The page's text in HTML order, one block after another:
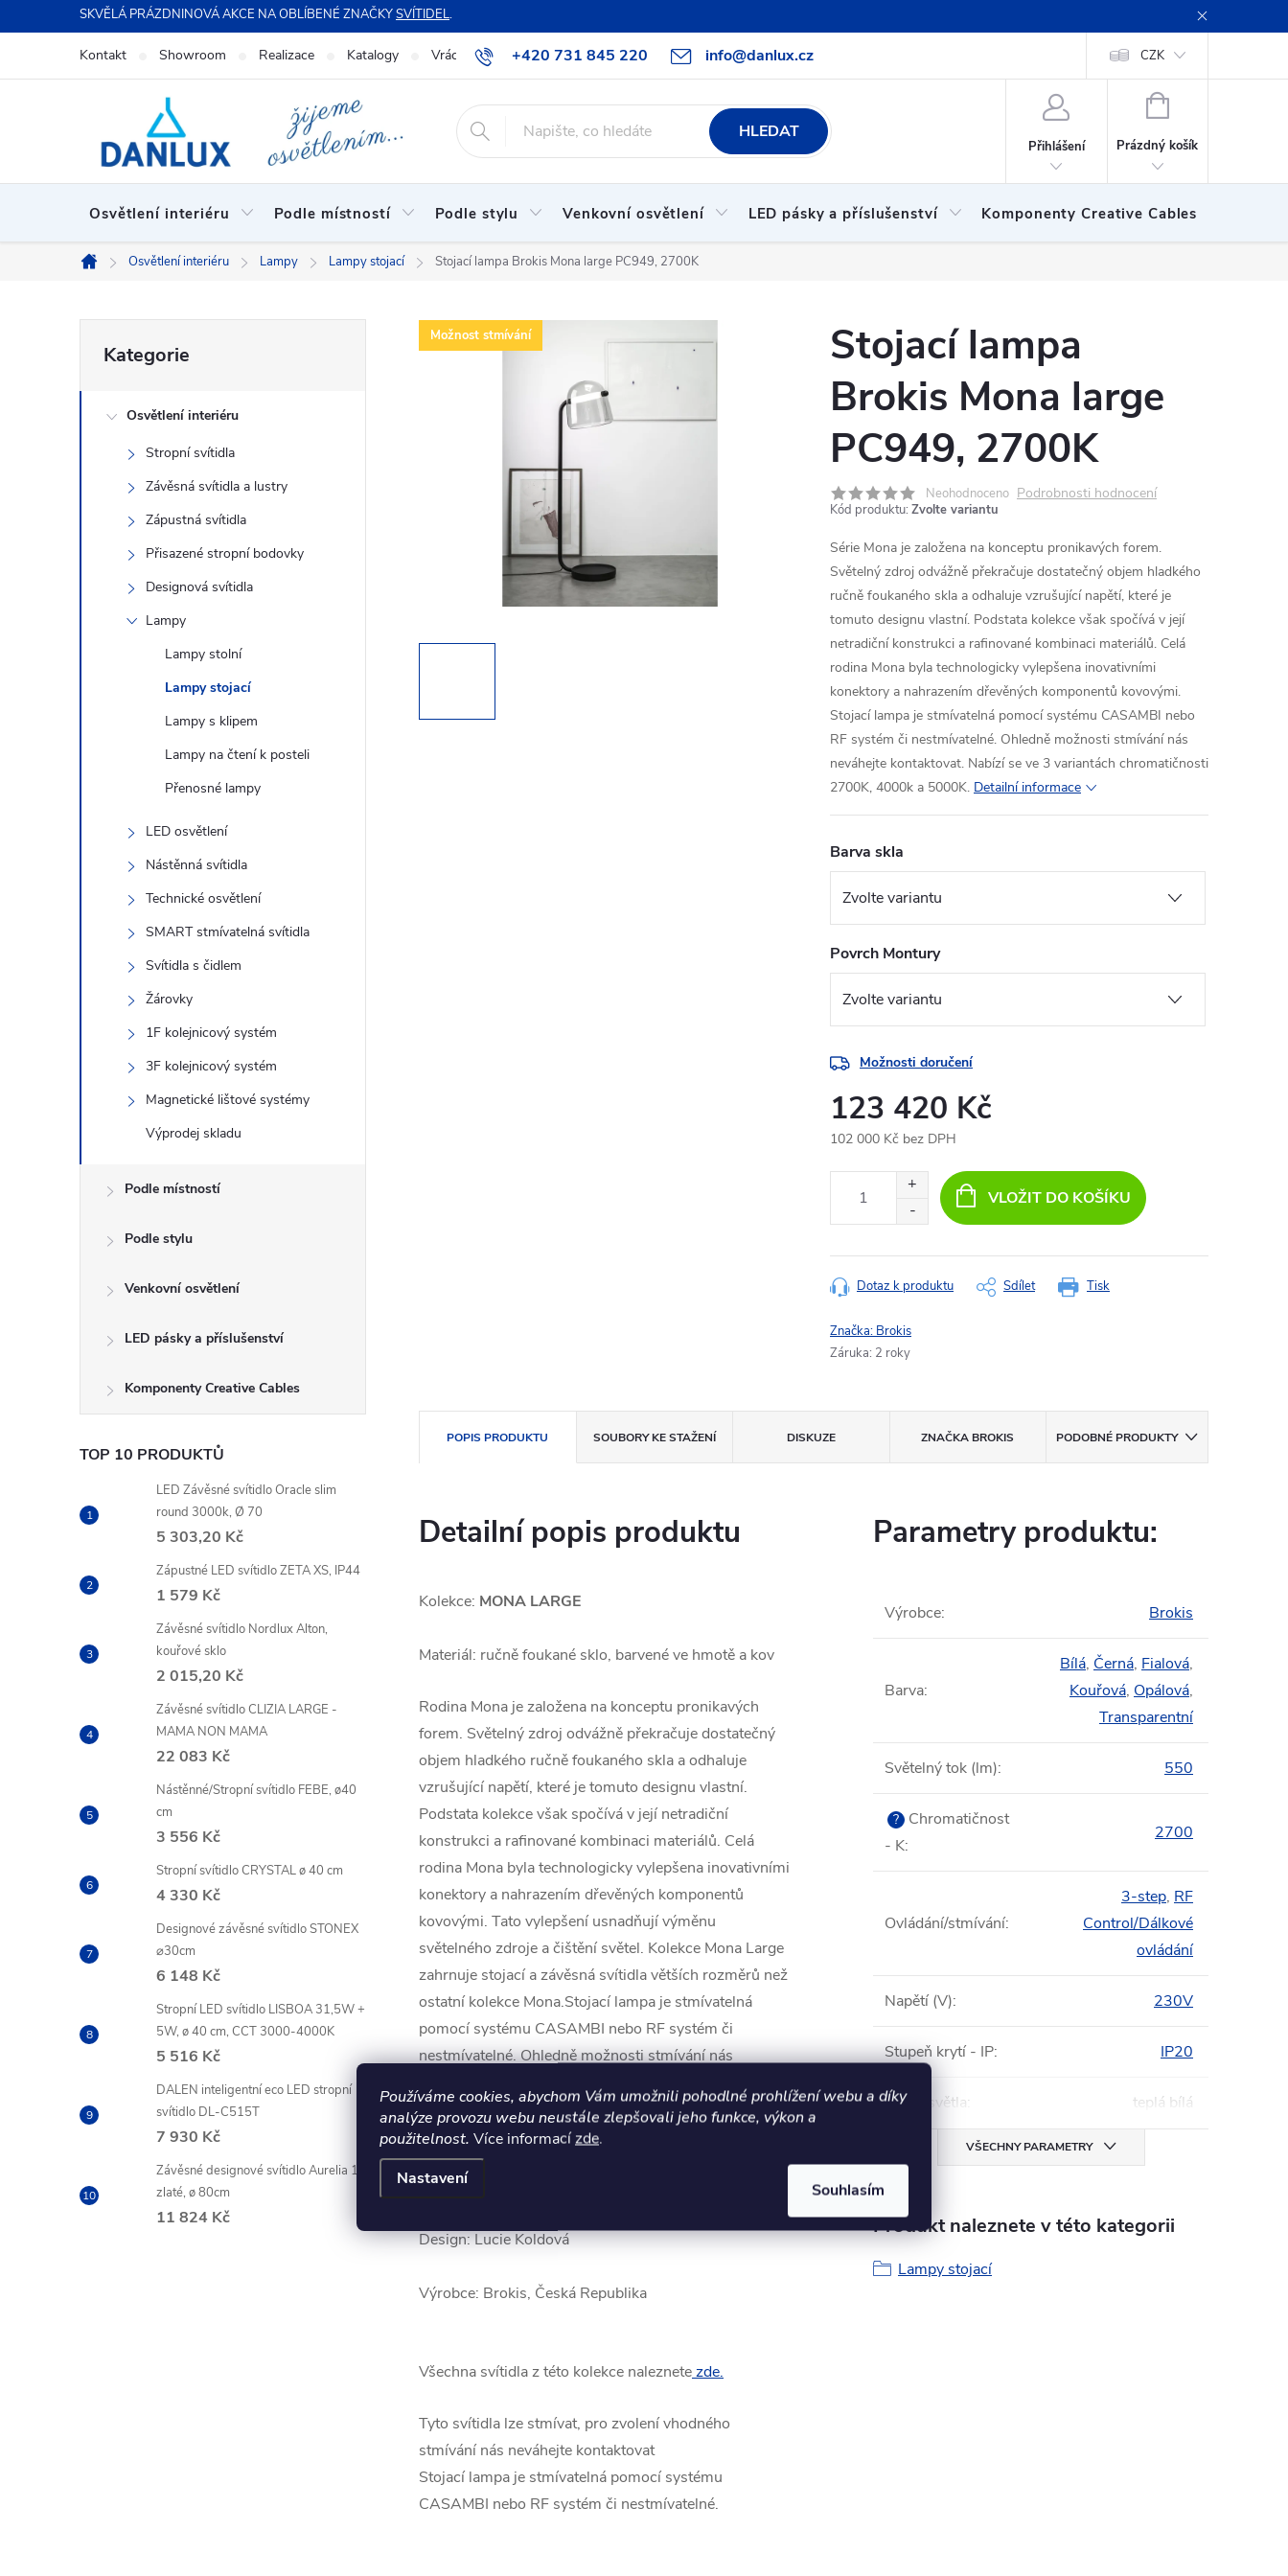
Používáme cookies, abychom Vám umožnili pohodlné prohlížení webu a díky
analýze provozu webu neustále zlepšovali jeho funkce, výkon a
použitelnost. Více informacízde.
Nastavení
Souhlasím
na
SKVĚLÁ PRÁZDNINOVÁ AKCE NA OBLÍBENÉ ZNAČKYSVÍTIDEL.
+420 731 845 220 info@danlux.cz
Kontakt Showroom Realizace Katalogy Vrácení zboží a reklamace O nás B2B spolupráce Hodnocení obchodu Podmínky ochrany
CZK
HLEDAT
Přihlášení
NÁKUPNÍ
Prázdný košík
Osvětlení interiéru Podle místností Podle stylu Venkovní osvětlení LED pásky a příslušenství Komponenty Creative Cables
Domů
Osvětlení interiéru Lampy Lampy stojací Stojací lampa Brokis Mona large PC949, 2700K
o
kategorie
Kategorie
Osvětlení interiéru
Stropní svítidla
Závěsná svítidla a lustry
Zápustná svítidla
Přisazené stropní bodovky
Designová svítidla
Lampy
Lampy stolní
Lampy stojací
Lampy s klipem
Lampy na čtení k posteli
Přenosné lampy
LED osvětlení
Nástěnná svítidla
Technické osvětlení
SMART stmívatelná svítidla
Svítidla s čidlem
Žárovky
1F kolejnicový systém
3F kolejnicový systém
Magnetické lištové systémy
Výprodej skladu
Podle místností
Podle stylu
Venkovní osvětlení
LED pásky a příslušenství
Komponenty Creative Cables
TOP 10 PRODUKTŮ
LED Závěsné svítidlo Oracle slim
round 3000k, Ø 70
5 303,20 Kč
Zápustné LED svítidlo ZETA XS, IP44
1 579 Kč
Závěsné svítidlo Nordlux Alton,
kouřové sklo
2 015,20 Kč
Závěsné svítidlo CLIZIA LARGE -
MAMA NON MAMA
22 083 Kč
Nástěnné/Stropní svítidlo FEBE, ø40
cm
3 556 Kč
Stropní svítidlo CRYSTAL ø 40 cm
4 330 Kč
Designové závěsné svítidlo STONEX
⌀30cm
6 148 Kč
Stropní LED svítidlo LISBOA 31,5W +
5W, ø 40 cm, CCT 3000-4000K
5 516 Kč
DALEN inteligentní eco LED stropní
svítidlo DL-C515T
7 930 Kč
Závěsné designové svítidlo Aurelia 1,
zlaté, ø 80cm
11 824 Kč
Možnost stmívání
Stojací lampa
Brokis Mona large
PC949, 2700K
Neohodnoceno Podrobnosti hodnocení
Kód produktu: Zvolte variantu
Série Mona je založena na konceptu pronikavých forem.
Světelný zdroj odvážně překračuje dostatečný objem hladkého
ručně foukaného skla a odhaluje vzrušující napětí, které je
tomuto designu vlastní. Podstata kolekce však spočívá v její
netradiční konstrukci a rafinované kombinaci materiálů. Celá
rodina Mona byla technologicky vylepšena inovativními
konektory a nahrazením dřevěných komponentů kovovými.
Stojací lampa je stmívatelná pomocí systému CASAMBI nebo
RF systém či nestmívatelné. Ohledně možnosti stmívání nás
neváhejte kontaktovat. Nabízí se ve 3 variantách chromatičnosti
2700K, 4000k a 5000K. Detailní informace
Barva skla
Povrch Montury
Možnosti doručení
123 420 Kč
102 000 Kč bez DPH
VLOŽIT DO KOŠÍKU
Tisk
Dotaz k produktu Sdílet
Značka: Brokis
Záruka: 2 roky
POPIS PRODUKTU SOUBORY KE STAŽENÍ DISKUZE ZNAČKA BROKIS PODOBNÉ PRODUKTY
Detailní popis produktu
Kolekce: MONA LARGE
Materiál: ručně foukané sklo, barvené ve hmotě a kov
Rodina Mona je založena na konceptu pronikavých
forem. Světelný zdroj odvážně překračuje dostatečný
objem hladkého ručně foukaného skla a odhaluje
vzrušující napětí, které je tomuto designu vlastní.
Podstata kolekce však spočívá v její netradiční
konstrukci a rafinované kombinaci materiálů. Celá
rodina Mona byla technologicky vylepšena inovativními
konektory a nahrazením dřevěných komponentů
kovovými. Tato vylepšení usnadňují výměnu
světelného zdroje a čištění světel. Kolekce Mona Large
zahrnuje stojací a závěsná svítidla větších rozměrů než
ostatní kolekce Mona.Stojací lampa je stmívatelná
pomocí systému CASAMBI nebo RF systém či
nestmívatelné. Ohledně možnosti stmívání nás
Rodina se skládá z několika velikostí (S, M, L, XL) a
různých typů svítidel (závěsná, stojací, stolní,
nástěnná).
Design: Lucie Koldová
Výrobce: Brokis, Česká Republika
Všechna svítidla z této kolekce naleznetezde.
Tyto svítidla lze stmívat, pro zvolení vhodného
stmívání nás neváhejte kontaktovat
Stojací lampa je stmívatelná pomocí systému
CASAMBI nebo RF systém či nestmívatelné.
Parametry produktu:
Výrobce: Brokis
Barva:
Bílá, Černá, Fialová,
Kouřová, Opálová,
Transparentní
Světelný tok (lm): 550
? Chromatičnost
- K:
2700
Ovládání/stmívání:
3-step, RF
Control/Dálkové
ovládání
Napětí (V): 230V
Stupeň krytí - IP: IP20
Barva světla: teplá bílá
VŠECHNY PARAMETRY
Produkt naleznete v této kategorii
Lampy stojací